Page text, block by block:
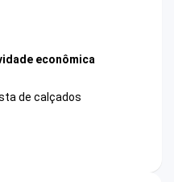
econômica
de calçados